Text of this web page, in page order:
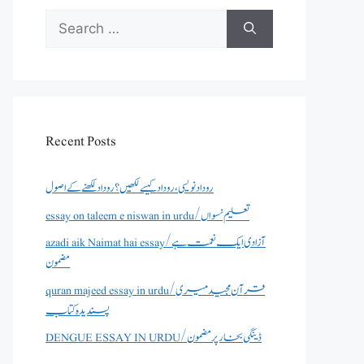
Search
for:
Recent Posts
روداد نویسی ،روداد کیسے لکھیں؟ روداد لکھنے کے اصول
essay on taleem e niswan in urdu/تعلیم نسواں
azadi aik Naimat hai essay/آزادی ایک نعمت ہے
مضمون
quran majeed essay in urdu/قرآن مجید میری
پسندیدہ کتاب
DENGUE ESSAY IN URDU/ڈینگی بخار پر مضمون